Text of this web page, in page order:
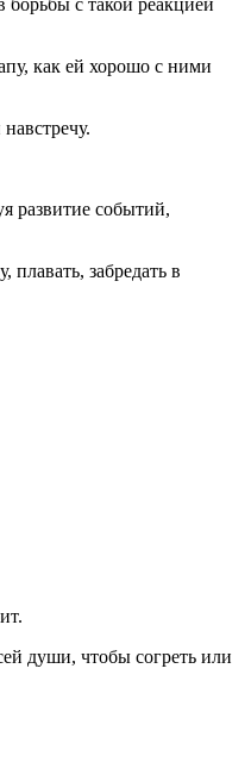
как ей хорошо с ними
развитие событий,
забредать в
души, чтобы согреть или